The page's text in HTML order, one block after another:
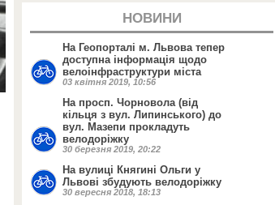
НОВИНИ
На Геопорталі м. Львова тепер
доступна інформація щодо
велоінфраструктури міста
03 квітня 2019, 10:56
На просп. Чорновола (від
кільця з вул. Липинського) до
вул. Мазепи прокладуть
велодоріжку
30 березня 2019, 20:22
На вулиці Княгині Ольги у
Львові збудують велодоріжку
30 вересня 2018, 18:13